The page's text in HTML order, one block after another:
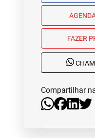
FAZER
Compartilhar